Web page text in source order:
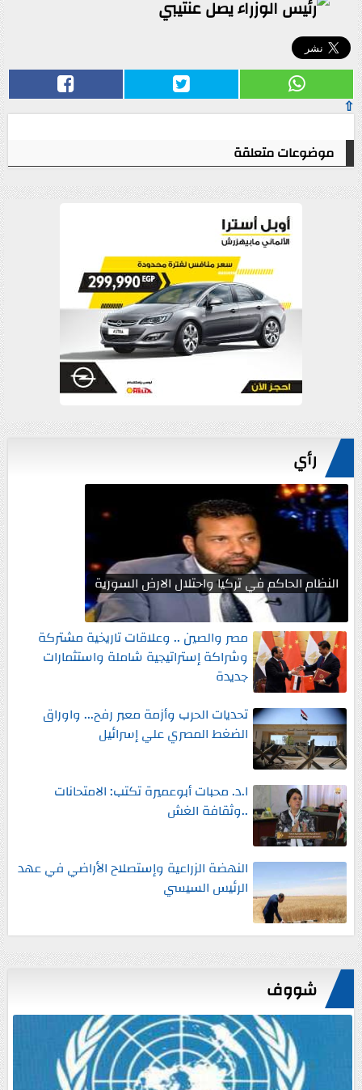
⇧
موضوعات متعلقة
رأي
النظام الحاكم في تركيا واحتلال الارض السورية
مصر والصين .. وعلاقات تاريخية مشتركة
وشراكة إستراتيجية شاملة واستثمارات
جديدة
تحديات الحرب وأزمة معبر رفح... واوراق
الضغط المصري علي إسرائيل
ا.د. محبات أبوعميرة تكتب: الامتحانات
..وثقافة الغش
النهضة الزراعية وإستصلاح الأراضي في عهد
الرئيس السيسي
شووف